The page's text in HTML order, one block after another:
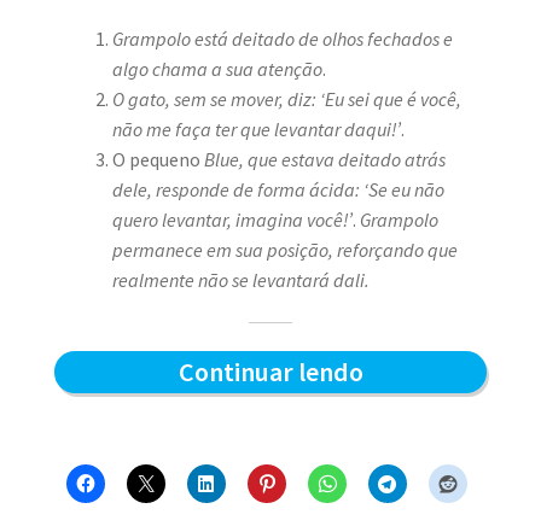
Grampolo está deitado de olhos fechados e
algo chama a sua atenção.
O gato, sem se mover, diz: ‘Eu sei que é você,
não me faça ter que levantar daqui!’.
O pequeno Blue, que estava deitado atrás
dele, responde de forma ácida: ‘Se eu não
quero levantar, imagina você!’. Grampolo
permanece em sua posição, reforçando que
realmente não se levantará dali.
Continuar lendoQuem
–